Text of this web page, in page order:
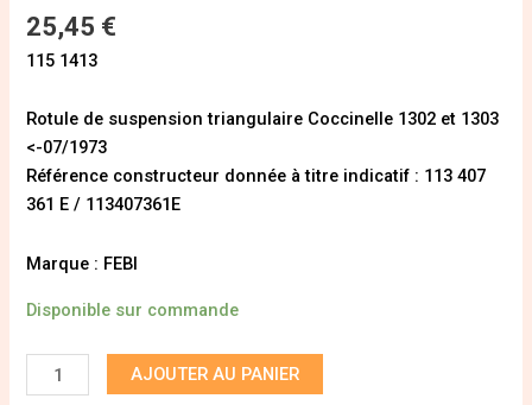
25,45 €
115 1413
Rotule de suspension triangulaire Coccinelle 1302 et 1303
<-07/1973
Référence constructeur donnée à titre indicatif : 113 407
361 E / 113407361E
Marque : FEBI
Disponible sur commande
AJOUTER AU PANIER